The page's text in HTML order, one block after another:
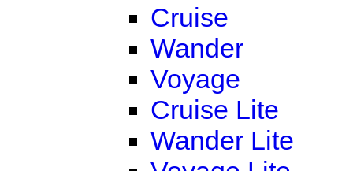
Cruise
Wander
Voyage
Cruise Lite
Wander Lite